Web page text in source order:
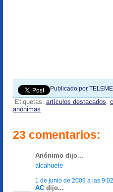
Publicado por
Etiquetas: artículos destacados,
anónimas
23 comentarios:
Anónimo dijo...
alcahuete
1 de junio de 2009 a las 9:02
AC dijo...